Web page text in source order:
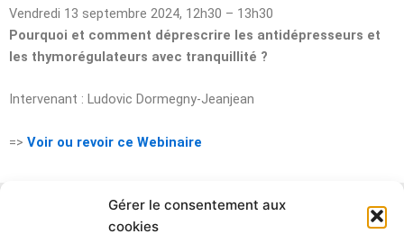
Gérer le consentement aux
cookies
Vendredi 13 septembre 2024, 12h30 – 13h30
Pourquoi et comment déprescrire les antidépresseurs et
les thymorégulateurs avec tranquillité ?
Intervenant : Ludovic Dormegny-Jeanjean
=> Voir ou revoir ce Webinaire